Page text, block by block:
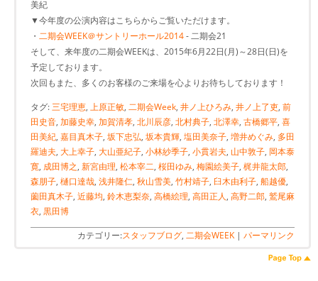
美紀
▼今年度の公演内容はこちらからご覧いただけます。
・ 二期会WEEK＠サントリーホール2014- 二期会21
そして、来年度の二期会WEEKは、2015年6月22日(月)～28日(日)を
予定しております。
次回もまた、多くのお客様のご来場を心よりお待ちしております！
タグ:三宅理恵, 上原正敏, 二期会Week, 井ノ上ひろみ, 井ノ上了吏, 前
田史音, 加藤史幸, 加賀清孝, 北川辰彦, 北村典子, 北澤幸, 古橋郷平, 喜
田美紀, 嘉目真木子, 坂下忠弘, 坂本貴輝, 塩田美奈子, 増井めぐみ, 多田
羅迪夫, 大上幸子, 大山亜紀子, 小林紗季子, 小貫岩夫, 山中敦子, 岡本泰
寛, 成田博之, 新宮由理, 松本宰二, 桜田ゆみ, 梅園絵美子, 梶井龍太郎,
森朋子, 樋口達哉, 浅井隆仁, 秋山雪美, 竹村靖子, 臼木由利子, 船越優,
薗田真木子, 近藤均, 鈴木恵梨奈, 高橋絵理, 高田正人, 高野二郎, 鷲尾麻
衣, 黒田博
カテゴリー:スタッフブログ, 二期会WEEK | パーマリンク